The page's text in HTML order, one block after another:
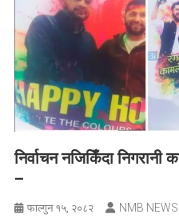
निर्वाचन नजिकिँदा
–
फाल्गुन १५, २०८२ NMB NEWS